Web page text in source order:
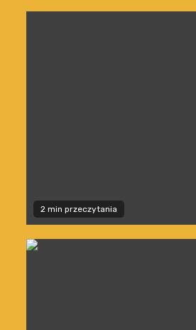
2 min przeczytania